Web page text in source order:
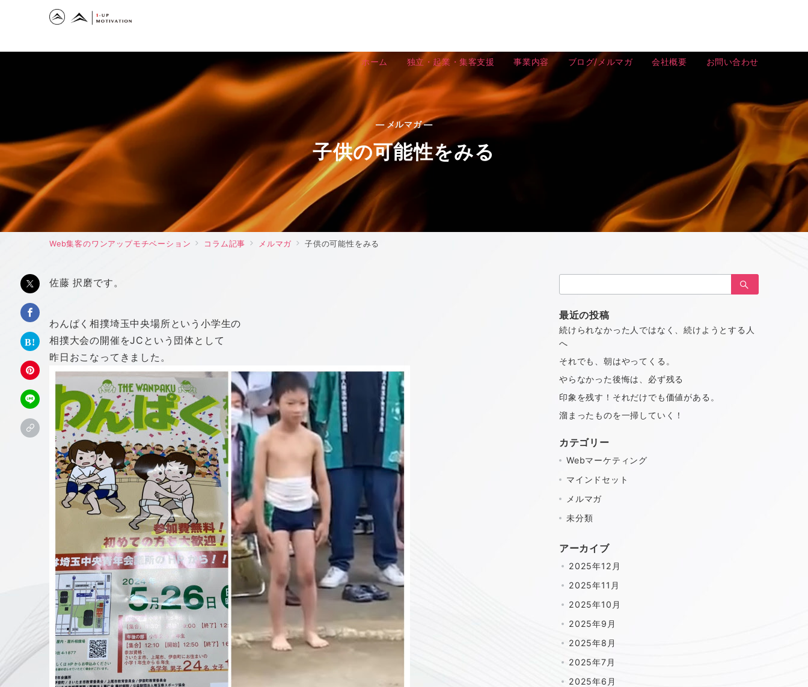
ホーム 独立・起業・集客支援 事業内容 ブログ/メルマガ 会社概要 お問い合わせ
— メルマガ —
子供の可能性をみる
Web集客のワンアップモチベーション コラム記事 メルマガ 子供の可能性をみる
佐藤 択磨です。
わんぱく相撲埼玉中央場所という小学生の
相撲大会の開催をJCという団体として
昨日おこなってきました。
索：
最近の投稿
続けられなかった人ではなく、続けようとする人
へ
それでも、朝はやってくる。
やらなかった後悔は、必ず残る
印象を残す！それだけでも価値がある。
溜まったものを一掃していく！
カテゴリー
Webマーケティング
マインドセット
メルマガ
未分類
アーカイブ
2025年12月
2025年11月
2025年10月
2025年9月
2025年8月
2025年7月
2025年6月